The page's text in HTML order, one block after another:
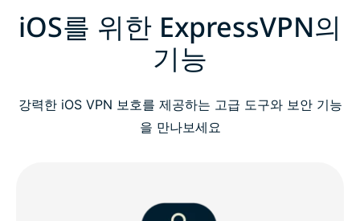
iOS를 위한 ExpressVPN의
기능
강력한 iOS VPN 보호를 제공하는 고급 도구와 보안 기능
을 만나보세요